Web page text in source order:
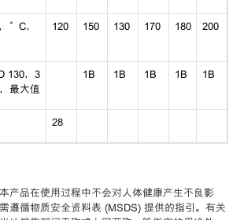
°C，
120 150 130 170 180 200
130，3
最大值
1B 1B 1B 1B 1B
28
产品在使用过程中不会对人体健康产生不良影
遵循物质安全资料表 (MSDS) 提供的指引。有关